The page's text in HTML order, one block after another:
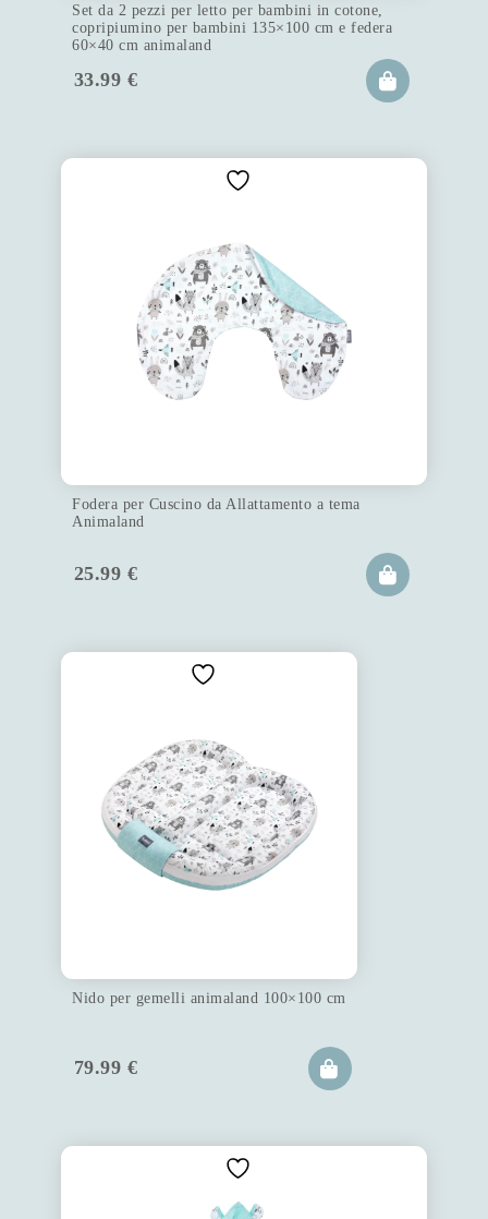
Set da 2 pezzi per letto per bambini in cotone,
copripiumino per bambini 135×100 cm e federa
60×40 cm animaland
33.99 €
Fodera per Cuscino da Allattamento a tema
Animaland
25.99 €
Nido per gemelli animaland 100×100 cm
79.99 €